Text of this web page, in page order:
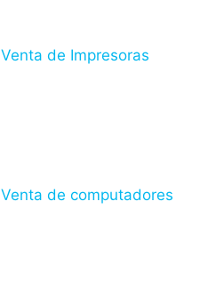
Venta de Impresoras
Venta de computadores